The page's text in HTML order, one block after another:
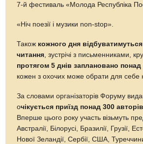
7-й фестиваль «Молода Республіка
«Ніч поезії і музики non-stop».
Також кожного дня відбуватимуться
читання, зустрічі з письменниками,
протягом 5 днів заплановано понад
кожен з охочих може обрати для себе
За словами організаторів Форуму
очікується приїзд понад 300
Вперше цього року участь візьмуть
Австралії, Білорусі, Бразилії, Грузії,
Нової Зеландії, Сербії, США,